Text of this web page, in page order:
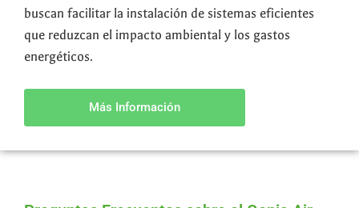
buscan facilitar la instalación de sistemas eficientes
que reduzcan el impacto ambiental y los gastos
energéticos.
Más Información